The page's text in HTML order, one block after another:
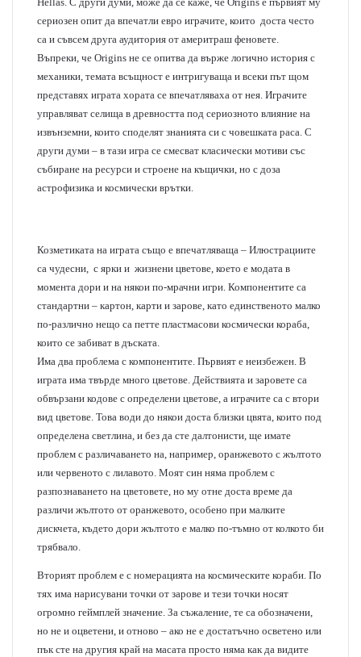
сериозен опит да впечатли евро играчите, които доста често
са и съвсем друга аудитория от америтраш феновете.
Въпреки, че Origins не се опитва да върже логично история с
механики, темата всъщност е интригуваща и всеки път щом
представях играта хората се впечатляваха от нея. Играчите
управляват селища в древността под сериозното влияние на
извънземни, които споделят знанията си с човешката раса. С
други думи – в тази игра се смесват класически мотиви със
събиране на ресурси и строене на къщички, но с доза
астрофизика и космически врътки.
Козметиката на играта също е впечатляваща – Илюстрациите
са чудесни, с ярки и жизнени цветове, което е модата в
момента дори и на някои по-мрачни игри. Компонентите са
стандартни – картон, карти и зарове, като единственото малко
по-различно нещо са петте пластмасови космически кораба,
които се забиват в дъската.
Има два проблема с компонентите. Първият е неизбежен. В
играта има твърде много цветове. Действията и заровете са
обвързани кодове с определени цветове, а играчите са с втори
вид цветове. Това води до някои доста близки цвята, които под
определена светлина, и без да сте далтонисти, ще имате
проблем с различаването на, например, оранжевото с жълтото
или червеното с лилавото. Моят син няма проблем с
разпознаването на цветовете, но му отне доста време да
различи жълтото от оранжевото, особено при малките
дискчета, където дори жълтото е малко по-тъмно от колкото би
трябвало.
Вторият проблем е с номерацията на космическите кораби. По
тях има нарисувани точки от зарове и тези точки носят
огромно геймплей значение. За съжаление, те са обозначени,
но не и оцветени, и отново – ако не е достатъчно осветено или
пък сте на другия край на масата просто няма как да видите